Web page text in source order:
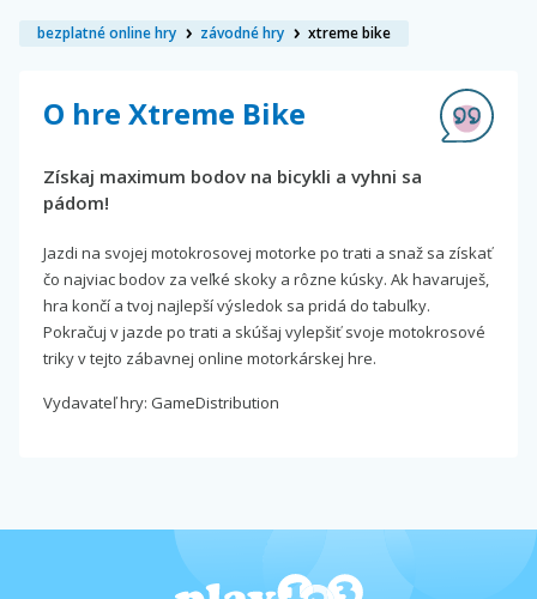
bezplatné online hry závodné hry xtreme bike
O hre Xtreme Bike
Získaj maximum bodov na bicykli a vyhni sa
pádom!
Jazdi na svojej motokrosovej motorke po trati a snaž sa získať
čo najviac bodov za veľké skoky a rôzne kúsky. Ak havaruješ,
hra končí a tvoj najlepší výsledok sa pridá do tabuľky.
Pokračuj v jazde po trati a skúšaj vylepšiť svoje motokrosové
triky v tejto zábavnej online motorkárskej hre.
Vydavateľ hry: GameDistribution